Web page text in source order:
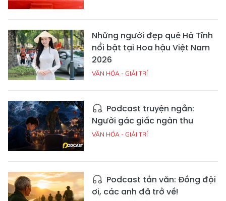
Những người đẹp quê Hà Tĩnh
nổi bật tại Hoa hậu Việt Nam
2026
VĂN HÓA - GIẢI TRÍ
Podcast truyện ngắn:
Người gác giấc ngàn thu
VĂN HÓA - GIẢI TRÍ
Podcast tản văn: Đồng đội
ơi, các anh đã trở về!